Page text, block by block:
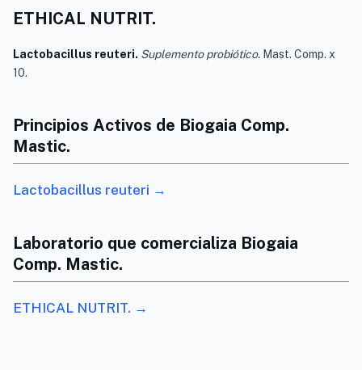
ETHICAL NUTRIT.
Lactobacillus reuteri. Suplemento probiótico. Mast. Comp. x
10.
Principios Activos de Biogaia Comp.
Mastic.
Lactobacillus reuteri →
Laboratorio que comercializa Biogaia
Comp. Mastic.
ETHICAL NUTRIT. →